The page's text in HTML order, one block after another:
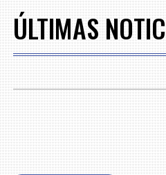
ÚLTIMAS